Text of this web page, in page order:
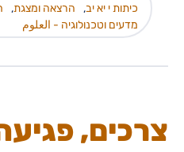
כיתות י יא יב, הרצאה ומצגת,
מדעים וטכנולוגיה - العلوم
צרכים,